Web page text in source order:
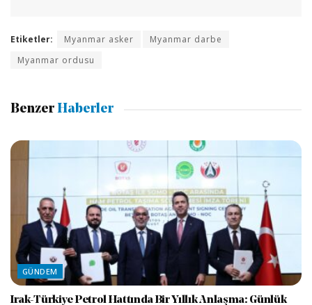
Etiketler: Myanmar asker
Myanmar darbe
Myanmar ordusu
Benzer Haberler
GÜNDEM
Irak-Türkiye Petrol Hattında Bir Yıllık Anlaşma: Günlük